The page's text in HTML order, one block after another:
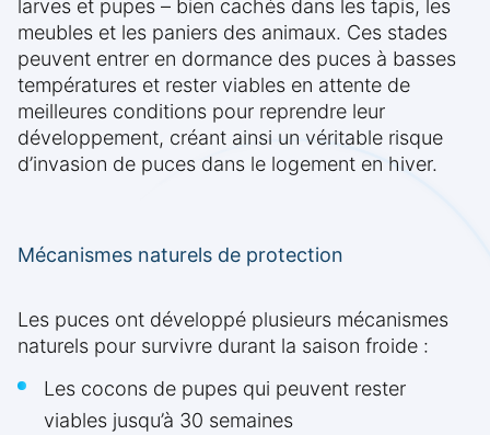
larves et pupes – bien cachés dans les tapis, les
meubles et les paniers des animaux. Ces stades
peuvent entrer en dormance des puces à basses
températures et rester viables en attente de
meilleures conditions pour reprendre leur
développement, créant ainsi un véritable risque
d’invasion de puces dans le logement en hiver.
Mécanismes naturels de protection
Les puces ont développé plusieurs mécanismes
naturels pour survivre durant la saison froide :
Les cocons de pupes qui peuvent rester
viables jusqu’à 30 semaines